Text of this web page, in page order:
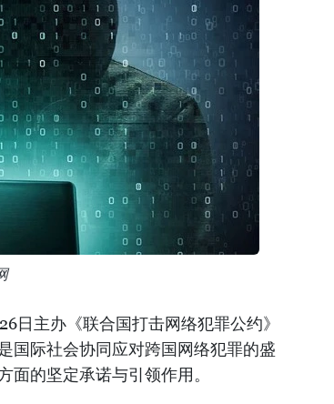
主办《联合国打击网络犯罪公约》
国际社会协同应对跨国网络犯罪的盛
的坚定承诺与引领作用。